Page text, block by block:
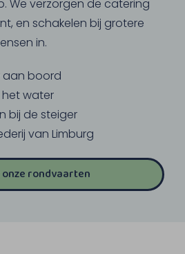
We verzorgen de catering
en schakelen bij grotere
in.
aan boord
het water
bij de steiger
van Limburg
onze rondvaarten